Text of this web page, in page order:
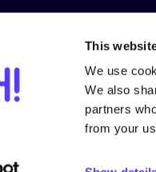
This
We use
We also
partners
from your